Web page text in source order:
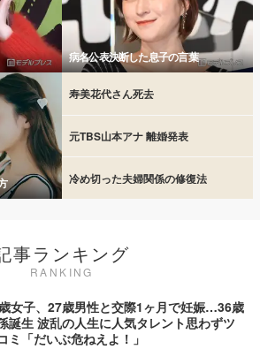
病名公表決断した息子の言葉
寿美花代さん死去
元TBS山本アナ 離婚発表
冷め切った夫婦関係の修復法
事ランキング
RANKING
女子、27歳男性と交際1ヶ月で妊娠…36歳
誕生 波乱の人生に人気タレント思わずツ
ミ「だいぶ危ねえよ！」